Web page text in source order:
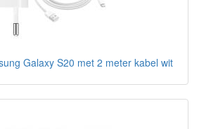
Galaxy S20 met 2 meter kabel wit